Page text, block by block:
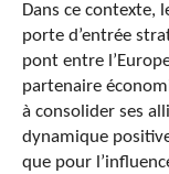
Dans ce contexte,
porte d’entrée
pont entre
partenaire
à consolider ses
dynamique
que pour